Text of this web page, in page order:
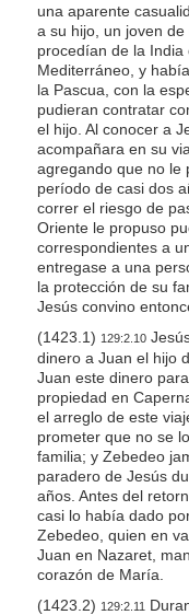
una aparente
a su hijo, un joven
procedían de la
Mediterráneo, y
la Pascua, con la
pudieran contratar
el hijo. Al conocer a
acompañara en su
agregando que no le
período de casi dos
correr el riesgo de
Oriente le propuso
correspondientes a
entregase a una
la protección de su
Jesús convino
(1423.1) 129:2.10
dinero a Juan el hijo
Juan este dinero
propiedad en
el arreglo de este
prometer que no se
familia; y Zebedeo
paradero de Jesús
años. Antes del
casi lo había dado
Zebedeo, quien en
Juan en Nazaret,
corazón de María.
(1423.2) 129:2.11